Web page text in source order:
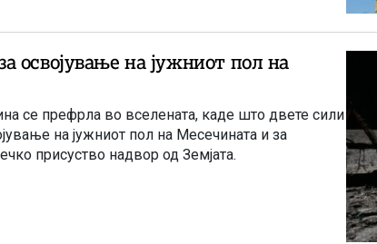
освојување на јужниот пол на
се префрла во вселената, каде што двете сили
на јужниот пол на Месечината и за
присуство надвор од Земјата.